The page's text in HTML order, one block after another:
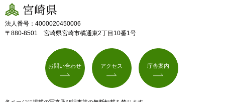
宮崎県
法人番号：4000020450006
〒880-8501 宮崎県宮崎市橘通東2丁目10番1号
お問い合わせ アクセス 庁舎案内